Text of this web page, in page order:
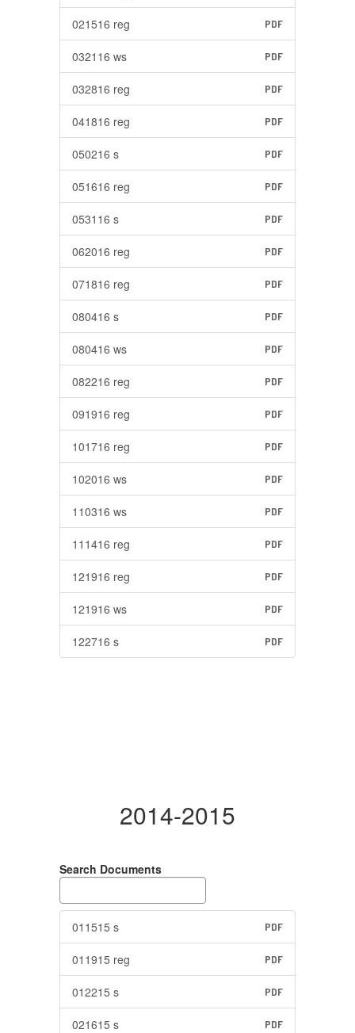
021516 reg PDF
032116 ws PDF
032816 reg PDF
041816 reg PDF
050216 s PDF
051616 reg PDF
053116 s PDF
062016 reg PDF
071816 reg PDF
080416 s PDF
080416 ws PDF
082216 reg PDF
091916 reg PDF
101716 reg PDF
102016 ws PDF
110316 ws PDF
111416 reg PDF
121916 reg PDF
121916 ws PDF
122716 s PDF
2014-2015
Search Documents
011515 s PDF
011915 reg PDF
012215 s PDF
021615 s PDF